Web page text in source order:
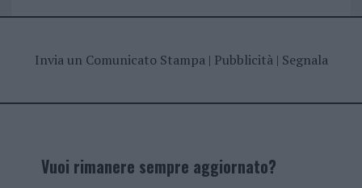
Invia un Comunicato Stampa| Pubblicità| Segnala
Vuoi rimanere sempre aggiornato?